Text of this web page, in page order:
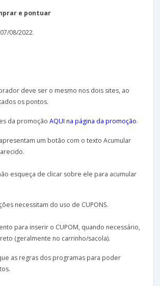
e pontuar
08/2022.
deve ser o mesmo nos dois sites, ao
os pontos.
da promoção AQUI na página da promoção.
um botão com o texto Acumular
esqueça de clicar sobre ele para acumular
necessitam do uso de CUPONS.
para inserir o CUPOM, quando necessário,
(geralmente no carrinho/sacola).
as regras dos programas para poder